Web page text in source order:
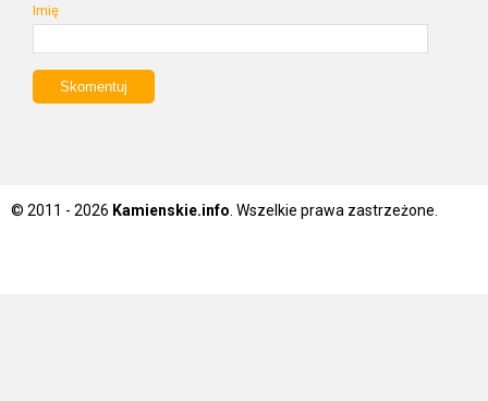
Imię
© 2011 - 2026 Kamienskie.info . Wszelkie prawa zastrzeżone.